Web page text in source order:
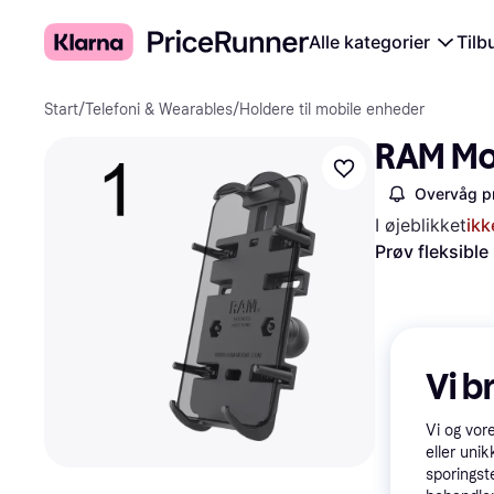
Alle kategorier
Start/Telefoni & Wearables/Holdere til mobile enheder
RAM
Overvåg
I øjeblikket
Prøv fleksible
Vi
Vi og
eller